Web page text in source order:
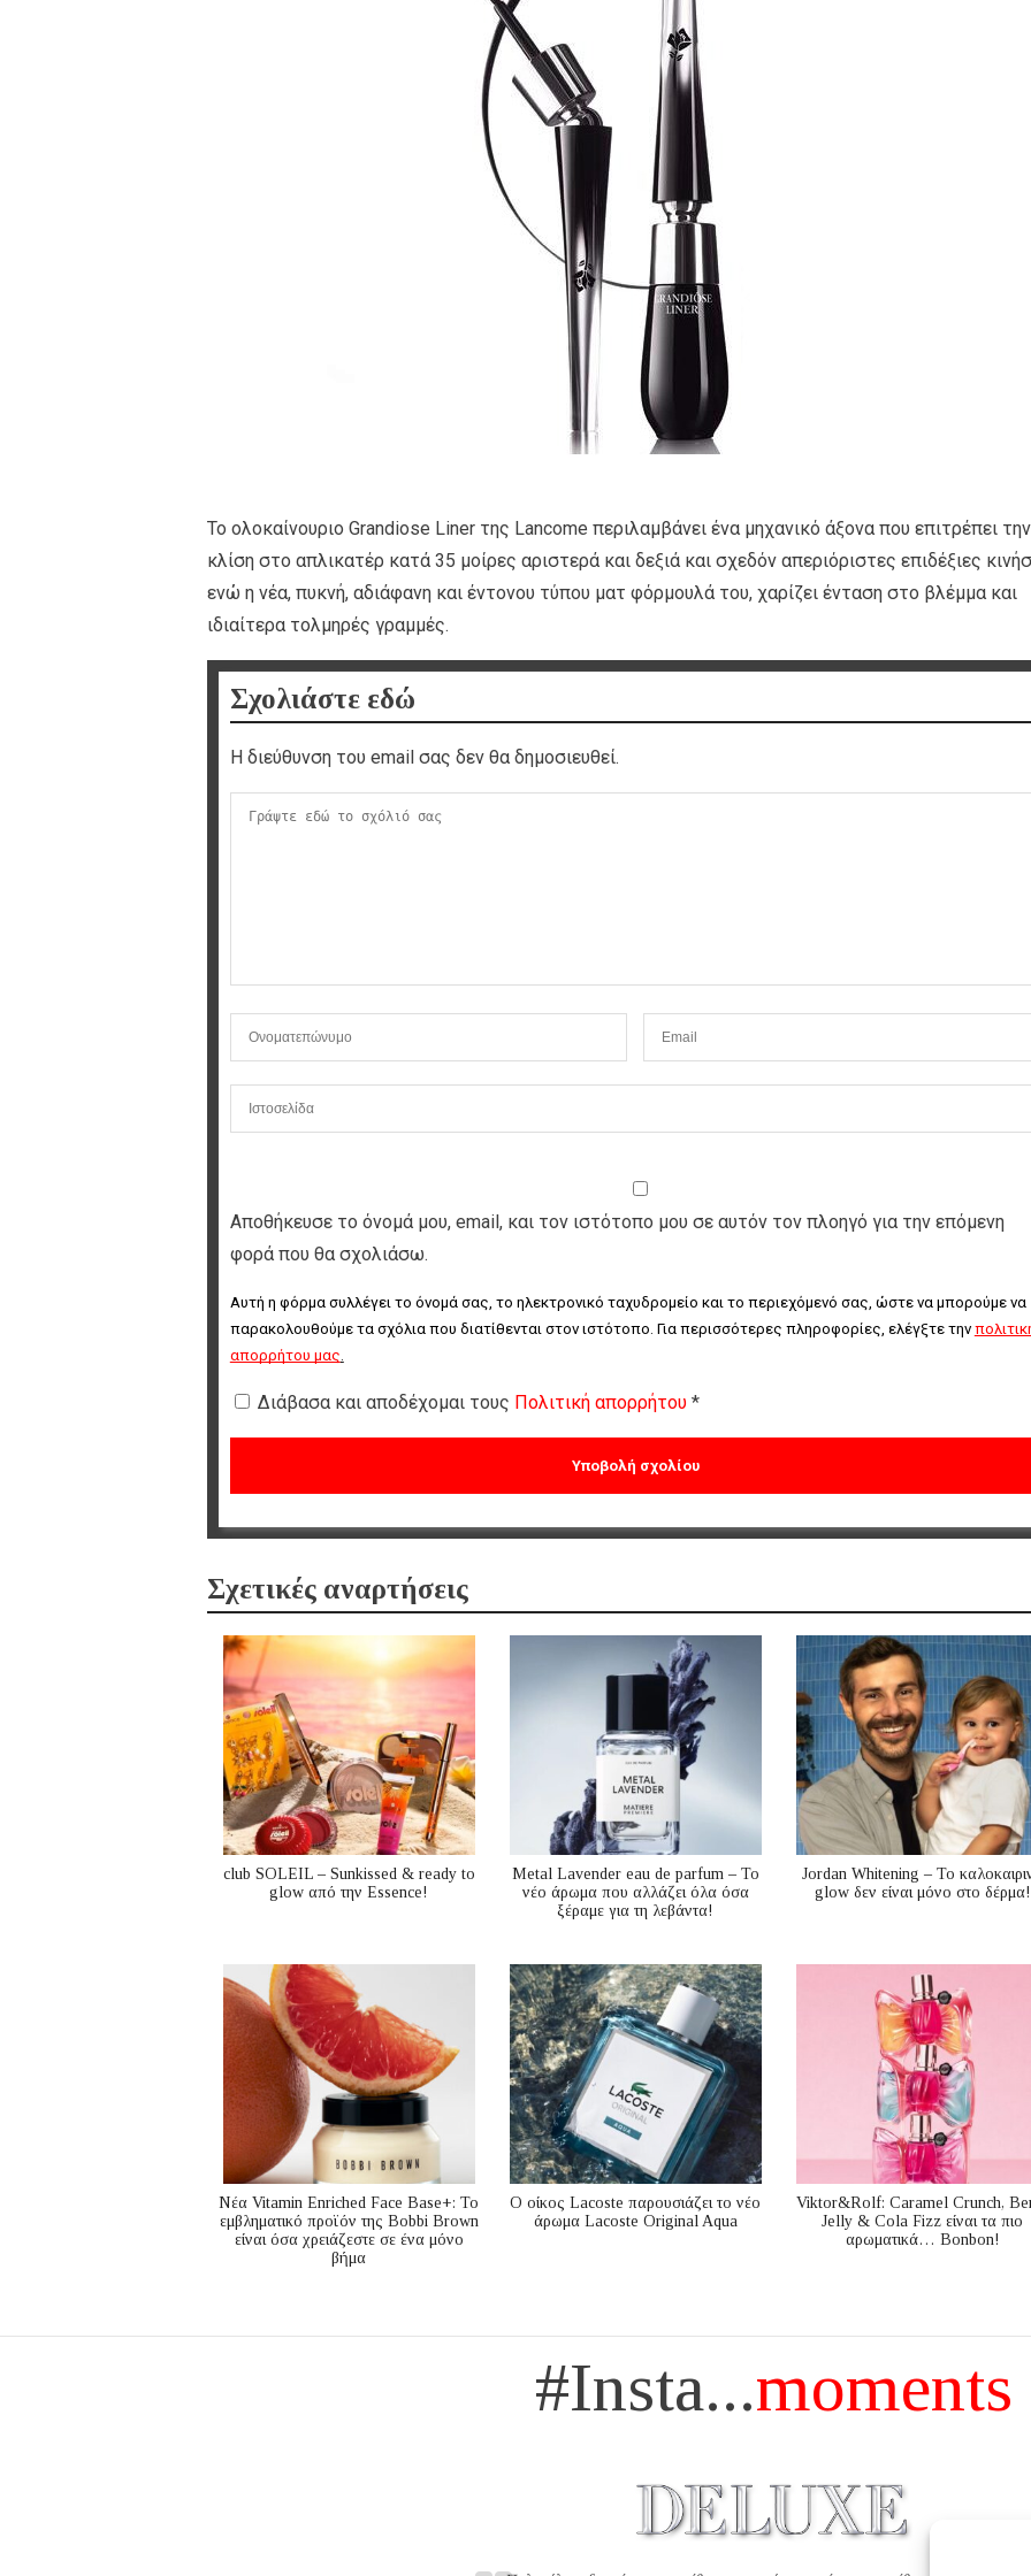
Το ολοκαίνουριο Grandiose Liner της Lancome περιλαμβάνει ένα μηχανικό άξονα που επιτρέπει την
κλίση στο απλικατέρ κατά 35 μοίρες αριστερά και δεξιά και σχεδόν απεριόριστες επιδέξιες
ενώ η νέα, πυκνή, αδιάφανη και έντονου τύπου ματ φόρμουλά του, χαρίζει ένταση στο βλέμμα και
ιδιαίτερα τολμηρές γραμμές.
Σχολιάστε εδώ
Η διεύθυνση του email σας δεν θα δημοσιευθεί.
Αποθήκευσε το όνομά μου, email, και τον ιστότοπο μου σε αυτόν τον πλοηγό για την επόμενη
φορά που θα σχολιάσω.
Αυτή η φόρμα συλλέγει το όνομά σας, το ηλεκτρονικό ταχυδρομείο και το περιεχόμενό σας, ώστε να μπορούμε να
παρακολουθούμε τα σχόλια που διατίθενται στον ιστότοπο. Για περισσότερες πληροφορίες, ελέγξτε την
απορρήτου μας.
Διάβασα και αποδέχομαι τους Πολιτική απορρήτου *
Σχετικές αναρτήσεις
club SOLEIL – Sunkissed & ready to
glow από την Essence!
Metal Lavender eau de parfum – Το
νέο άρωμα που αλλάζει όλα όσα
ξέραμε για τη λεβάντα!
Jordan Whitening – Το
glow δεν είναι μόνο στο δέρμα!
Nέα Vitamin Enriched Face Base+: Το
εμβληματικό προϊόν της Bobbi Brown
είναι όσα χρειάζεστε σε ένα μόνο
βήμα
Ο οίκος Lacoste παρουσιάζει το νέο
άρωμα Lacoste Original Aqua
Viktor&Rolf: Caramel Crunch,
Jelly & Cola Fizz είναι τα πιο
αρωματικά… Bonbon!
#Insta...moments